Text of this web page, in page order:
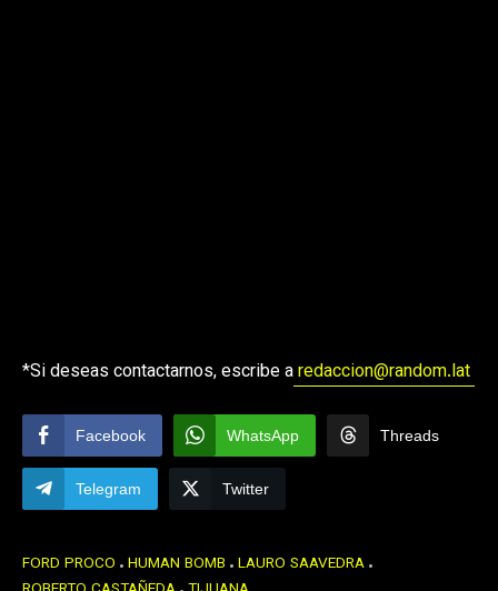
*Si deseas contactarnos, escribe aredaccion@random.lat
Facebook WhatsApp Threads
Telegram Twitter
FORD PROCO HUMAN BOMB LAURO SAAVEDRA